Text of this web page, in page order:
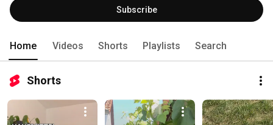
Subscribe
Home Videos Shorts Playlists Search
Shorts